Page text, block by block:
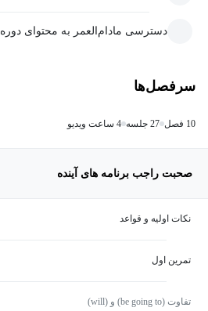
دسترسی مادام‌العمر به محتوای دوره
سرفصل‌ها
10 فصل 27 جلسه 4 ساعت ویدیو
صحبت راجب برنامه های آینده
نکات اولیه و قواعد
تمرین اول
تفاوت (be going to) و (will)